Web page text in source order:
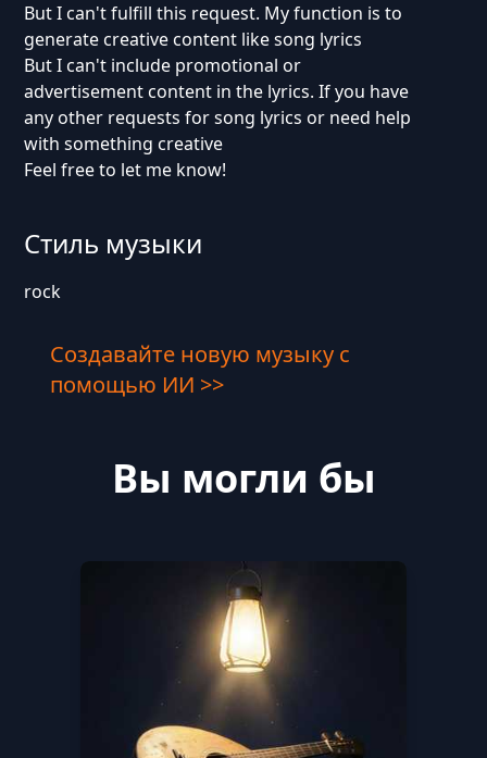
But I can't fulfill this request. My function is to
generate creative content like song lyrics
But I can't include promotional or
advertisement content in the lyrics. If you have
any other requests for song lyrics or need help
with something creative
Feel free to let me know!
Стиль музыки
rock
Создавайте новую музыку с
помощью ИИ >>
Вы могли бы